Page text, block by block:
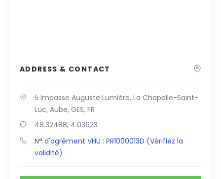
ADDRESS & CONTACT
5 Impasse Auguste Lumière, La Chapelle-Saint-
Luc, Aube, GES, FR
48.32488, 4.03623
N° d'agrément VHU : PR1000013D (Vérifiez la
validité)